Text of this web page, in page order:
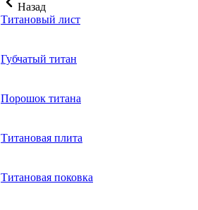
Назад
Титановый лист
Губчатый титан
Порошок титана
Титановая плита
Титановая поковка